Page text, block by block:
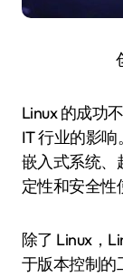
Linux 的成功
IT 行业的影响
嵌入式系统、
定性和安全性
除了 Linux，
于版本控制的